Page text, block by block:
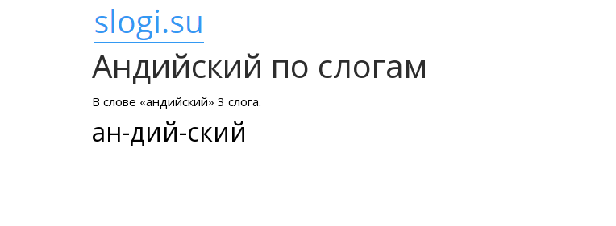
Андийский по слогам
В слове «андийский» 3 слога.
ан-дий-ский